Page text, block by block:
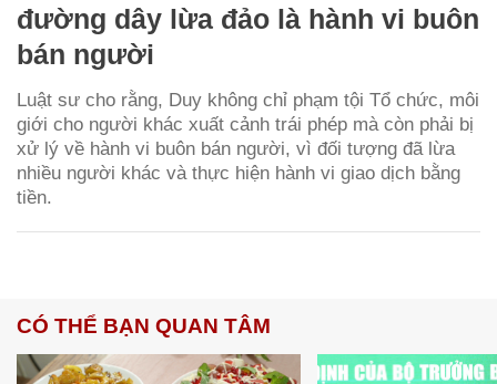
đường dây lừa đảo là hành vi buôn
bán người
Luật sư cho rằng, Duy không chỉ phạm tội Tổ chức, môi
giới cho người khác xuất cảnh trái phép mà còn phải bị
xử lý về hành vi buôn bán người, vì đối tượng đã lừa
nhiều người khác và thực hiện hành vi giao dịch bằng
tiền.
CÓ THỂ BẠN QUAN TÂM